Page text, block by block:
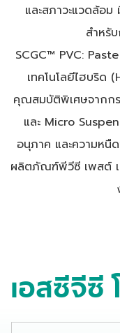
และสภาวะแวดล้อ
สำหรั
SCGC™ PVC:
เทคโนโลยีไฮบริด
คุณสมบัติพิเศษจากก
และ Micro
อนุภาค และความหนื
ผลิตภัณฑ์พีวีซี เพสต์ เ
เอสซีจีซี